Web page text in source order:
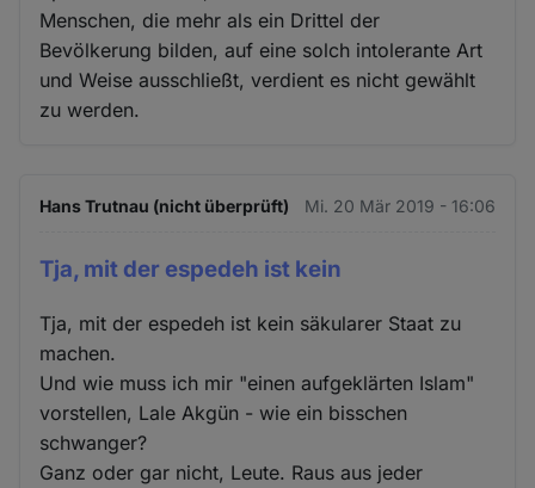
Menschen, die mehr als ein Drittel der
Bevölkerung bilden, auf eine solch intolerante Art
und Weise ausschließt, verdient es nicht gewählt
zu werden.
Hans Trutnau (nicht überprüft) Mi. 20 Mär 2019 - 16:06
Tja, mit der espedeh ist kein
Tja, mit der espedeh ist kein säkularer Staat zu
machen.
Und wie muss ich mir "einen aufgeklärten Islam"
vorstellen, Lale Akgün - wie ein bisschen
schwanger?
Ganz oder gar nicht, Leute. Raus aus jeder